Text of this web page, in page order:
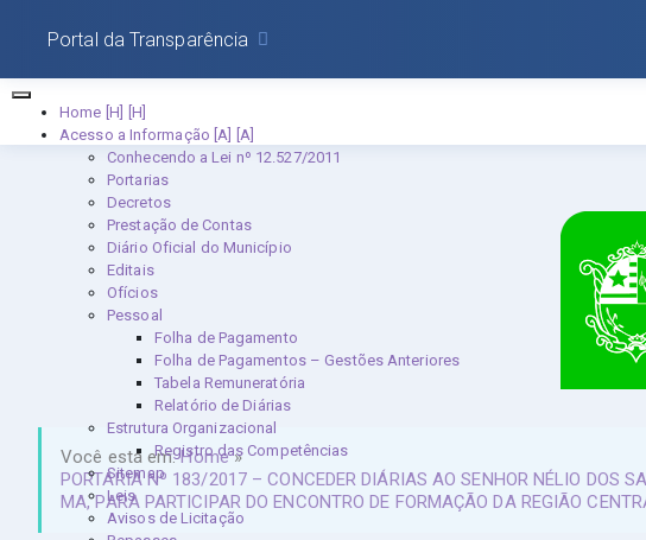
Home [H]
Acesso a Informação [A]
Conhecendo a Lei nº 12.527/2011
Portarias
Decretos
Prestação de Contas
Diário Oficial do Município
Editais
Ofícios
Pessoal
Folha de Pagamento
Folha de Pagamentos – Gestões Anteriores
Tabela Remuneratória
Relatório de Diárias
Estrutura Organizacional
Registro das Competências
Sitemap
Leis
Avisos de Licitação
Portal da Transparência
Você está em:Home»
PORTARIA Nº 183/2017 – CONCEDER DIÁRIAS AO SENHOR NÉLIO DOS
MA, PARA PARTICIPAR DO ENCONTRO DE FORMAÇÃO DA REGIÃO